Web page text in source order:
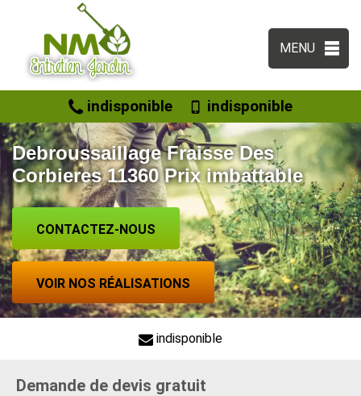
MENU
indisponible indisponible
Debroussaillage Fraisse Des
Corbieres 11360 Prix imbattable
CONTACTEZ-NOUS
VOIR NOS RÉALISATIONS
indisponible
Demande de devis gratuit